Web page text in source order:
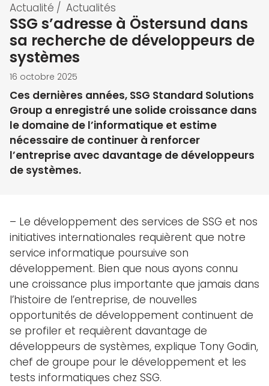
Actualité / Actualités
SSG s’adresse à Östersund dans
sa recherche de développeurs de
systèmes
16 octobre 2025
Ces dernières années, SSG Standard Solutions
Group a enregistré une solide croissance dans
le domaine de l’informatique et estime
nécessaire de continuer à renforcer
l’entreprise avec davantage de développeurs
de systèmes.
– Le développement des services de SSG et nos
initiatives internationales requièrent que notre
service informatique poursuive son
développement. Bien que nous ayons connu
une croissance plus importante que jamais dans
l’histoire de l’entreprise, de nouvelles
opportunités de développement continuent de
se profiler et requièrent davantage de
développeurs de systèmes, explique Tony Godin,
chef de groupe pour le développement et les
tests informatiques chez SSG.